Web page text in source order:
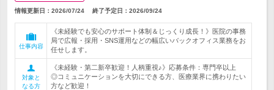
情報更新日：2026/07/24 終了予定日： 2026/09/24
仕事内容
《未経験でも安心のサポート体制＆じっくり成長！》医院の事務
局で広報・採用・SNS運用などの幅広いバックオフィス業務をお
任せします。
対象と
なる方
《未経験・第二新卒歓迎！人柄重視♪》応募条件：専門卒以上
◎コミュニケーションを大切にできる方、医療業界に携わりたい
方など歓迎！